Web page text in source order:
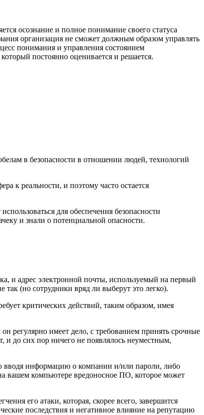
осознание и полное понимание своего статуса
организация не сможет должным образом управлять
понимания и управления состоянием
постоянно оценивается и решается.
в безопасности в отношении людей, технологий
к реальности, и поэтому часто остается
для обеспечения безопасности
и знали о потенциальной опасности.
и адрес электронной почты, используемый на первый
(но сотрудники вряд ли выберут это легко).
критических действий, таким образом, имея
регулярно имеет дело, с требованием принять срочные
и до сих пор ничего не появлялось неуместным,
вводя информацию о компании и/или пароли, либо
вашем компьютере вредоносное ПО, которое может
его атаки, которая, скорее всего, завершится
последствия и негативное влияние на репутацию